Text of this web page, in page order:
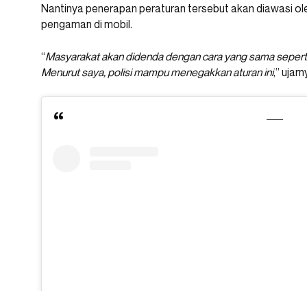
Nantinya penerapan peraturan tersebut akan diawasi
pengaman di mobil.
“Masyarakat akan didenda dengan cara yang sama
Menurut saya, polisi mampu menegakkan aturan ini,”